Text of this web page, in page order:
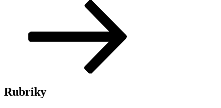
Rubriky